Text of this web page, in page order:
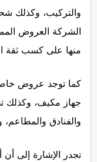
والتركيب، وكذلك
الشركة العروض
منها على كسب ثقة
كما توجد عروض
جهاز مكيف، وكذلك
والفنادق
تجدر الإشارة إلى